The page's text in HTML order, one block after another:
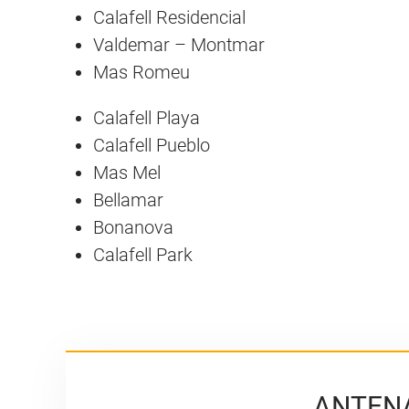
Calafell Residencial
Valdemar – Montmar
Mas Romeu
Calafell Playa
Calafell Pueblo
Mas Mel
Bellamar
Bonanova
Calafell Park